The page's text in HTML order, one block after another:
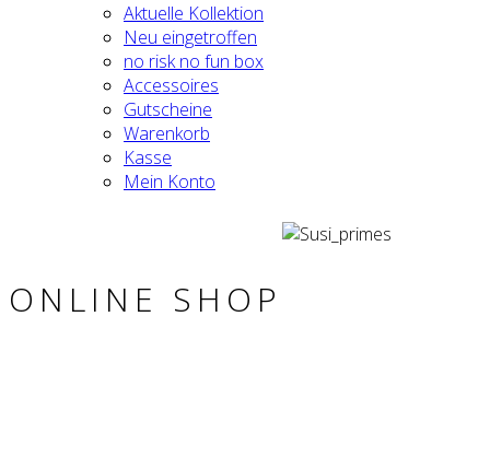
Aktu­el­le Kol­lek­ti­on
Neu ein­ge­trof­fen
no risk no fun box
Acces­soires
Gut­schei­ne
Waren­korb
Kas­se
Mein Kon­to
ONLINE SHOP